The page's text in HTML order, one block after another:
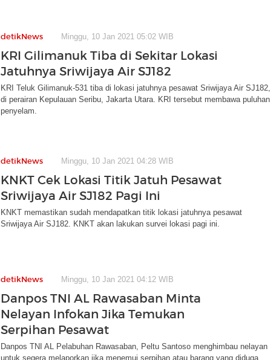
detikNews Minggu, 10 Jan 2021 05:02 WIB
KRI Gilimanuk Tiba di Sekitar Lokasi
Jatuhnya Sriwijaya Air SJ182
KRI Teluk Gilimanuk-531 tiba di lokasi jatuhnya pesawat Sriwijaya Air SJ182,
di perairan Kepulauan Seribu, Jakarta Utara. KRI tersebut membawa puluhan
penyelam.
detikNews Minggu, 10 Jan 2021 04:28 WIB
KNKT Cek Lokasi Titik Jatuh Pesawat
Sriwijaya Air SJ182 Pagi Ini
KNKT memastikan sudah mendapatkan titik lokasi jatuhnya pesawat
Sriwijaya Air SJ182. KNKT akan lakukan survei lokasi pagi ini.
detikNews Minggu, 10 Jan 2021 04:12 WIB
Danpos TNI AL Rawasaban Minta
Nelayan Infokan Jika Temukan
Serpihan Pesawat
Danpos TNI AL Pelabuhan Rawasaban, Peltu Santoso menghimbau nelayan
untuk segera melaporkan jika menemui serpihan atau barang yang diduga